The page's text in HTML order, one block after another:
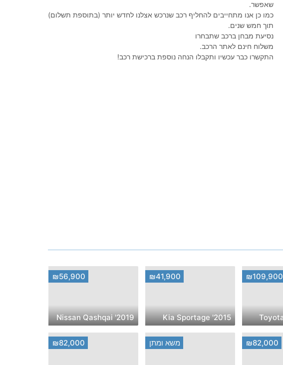
שאפשר.
כמו כן אנו מתחייבים להחליף רכב שנרכש אצלנו לחדש יותר (בתוספת תשלום)
תוך חמש שנים.
נסיעת מבחן ברכב שתבחרו
משלוח חינם לאתר הרכב.
התקשרו כבר עכשיו ותקבלו הנחה נוספת ברכישת רכב!
₪109,900
₪41,900
2015' Kia Sportage
₪56,900
2019' Nissan Qashqai
₪82,000 משא ומתן ₪82,000